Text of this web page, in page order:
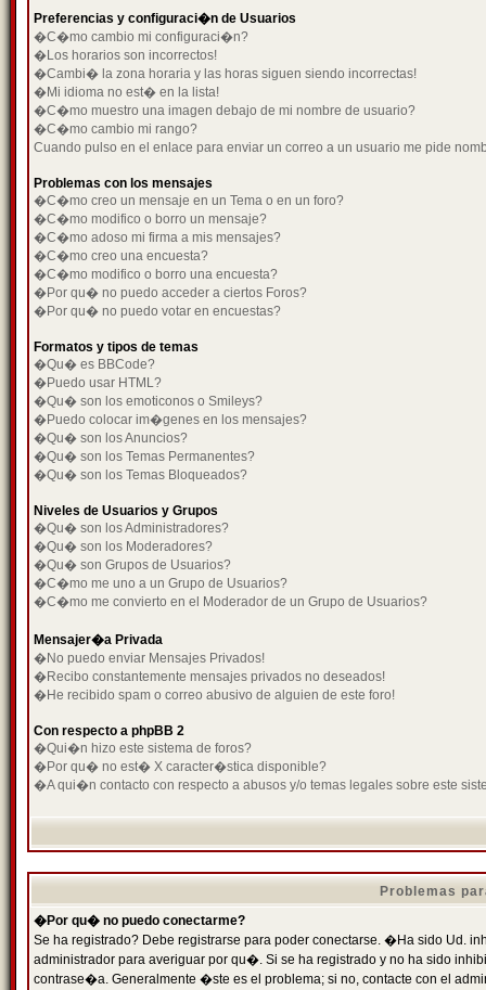
Preferencias y configuraci�n de Usuarios
�C�mo cambio mi configuraci�n?
�Los horarios son incorrectos!
�Cambi� la zona horaria y las horas siguen siendo incorrectas!
�Mi idioma no est� en la lista!
�C�mo muestro una imagen debajo de mi nombre de usuario?
�C�mo cambio mi rango?
Cuando pulso en el enlace para enviar un correo a un usuario me pide
Problemas con los mensajes
�C�mo creo un mensaje en un Tema o en un foro?
�C�mo modifico o borro un mensaje?
�C�mo adoso mi firma a mis mensajes?
�C�mo creo una encuesta?
�C�mo modifico o borro una encuesta?
�Por qu� no puedo acceder a ciertos Foros?
�Por qu� no puedo votar en encuestas?
Formatos y tipos de temas
�Qu� es BBCode?
�Puedo usar HTML?
�Qu� son los emoticonos o Smileys?
�Puedo colocar im�genes en los mensajes?
�Qu� son los Anuncios?
�Qu� son los Temas Permanentes?
�Qu� son los Temas Bloqueados?
Niveles de Usuarios y Grupos
�Qu� son los Administradores?
�Qu� son los Moderadores?
�Qu� son Grupos de Usuarios?
�C�mo me uno a un Grupo de Usuarios?
�C�mo me convierto en el Moderador de un Grupo de Usuarios?
Mensajer�a Privada
�No puedo enviar Mensajes Privados!
�Recibo constantemente mensajes privados no deseados!
�He recibido spam o correo abusivo de alguien de este foro!
Con respecto a phpBB 2
�Qui�n hizo este sistema de foros?
�Por qu� no est� X caracter�stica disponible?
�A qui�n contacto con respecto a abusos y/o temas legales sobre este
Problemas
�Por qu� no puedo conectarme?
Se ha registrado? Debe registrarse para poder conectarse. �Ha sido Ud.
administrador para averiguar por qu�. Si se ha registrado y no ha sido
contrase�a. Generalmente �ste es el problema; si no, contacte con el